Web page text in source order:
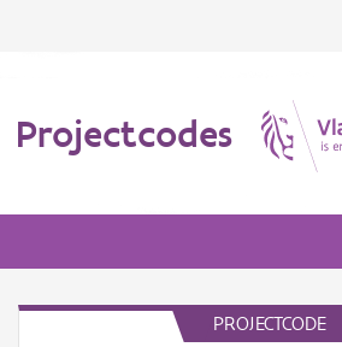
Projectcodes
PROJECTCODE